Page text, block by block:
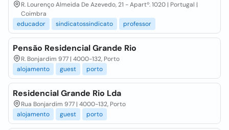
R. Lourenço Almeida De Azevedo, 21 - Apartº. 1020 | Portugal |
Coimbra
educador
sindicatossindicato professor
Pensão Residencial Grande Rio
R. Bonjardim 977 | 4000-132, Porto
alojamento
guest porto
Residencial Grande Rio Lda
Rua Bonjardim 977 | 4000-132, Porto
alojamento
guest porto